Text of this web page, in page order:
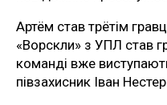
Артём став трётім
«Ворскли» з УПЛ став
команді вже
півзахисник Іван